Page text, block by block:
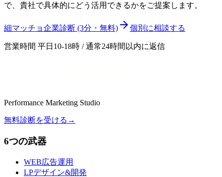
で、貴社で具体的にどう活用できるかをご提案します。
細マッチョ企業診断 (3分・無料) 個別に相談する
営業時間 平日10-18時 / 通常24時間以内に返信
Performance Marketing Studio
無料診断を受ける →
6つの武器
WEB広告運用
LPデザイン&開発